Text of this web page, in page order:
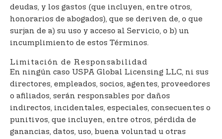
deudas, y los gastos (que incluyen, entre otros,
honorarios de abogados), que se deriven de, o que
surjan de a) su uso y acceso al Servicio, o b) un
incumplimiento de estos Términos.
Limitación de Responsabilidad
En ningún caso USPA Global Licensing LLC, ni sus
directores, empleados, socios, agentes, proveedores
o afiliados, serán responsables por daños
indirectos, incidentales, especiales, consecuentes o
punitivos, que incluyen, entre otros, pérdida de
ganancias, datos, uso, buena voluntad u otras